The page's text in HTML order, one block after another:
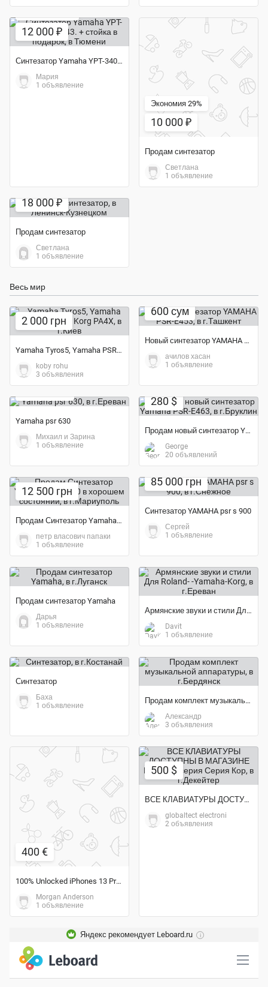
12 000 ₽
Синтезатор Yamaha YPT-340 PSR-E343. + стойка в подарок
Мария
1 объявление
Экономия 29%
10 000 ₽
Продам синтезатор
Светлана
1 объявление
18 000 ₽
Продам синтезатор
Светлана
1 объявление
Весь мир
2 000 грн
Yamaha Tyros5, Yamaha PSR S950,900, Korg PA4X
koby rohu
3 объявления
600 сум
Новый синтезатор YAMAHA PSR-E453
ачилов хасан
1 объявление
Yamaha psr 630
Михаил и Зарина
1 объявление
280 $
Продам новый синтезатор Yamaha PSR-E463
George
20 объявлений
12 500 грн
Продам Синтезатор Yamaha Psr 1500 в хорошем состоянии
петр власович папаки
1 объявление
85 000 грн
Синтезатор YAMAHA psr s 900
Сергей
1 объявление
Продам синтезатор Yamaha
Дарья
1 объявление
Армянские звуки и стили Для Roland- -Yamaha-Korg
Davit
1 объявление
Синтезатор
Баха
1 объявление
Продам комплект музыкальной аппаратуры
Александр
3 объявления
400 €
100% Unlocked iPhones 13 Pro Max 512
Morgan Anderson
1 объявление
500 $
ВСЕ КЛАВИАТУРЫ ДОСТУПНЫ В МАГАЗИНЕ KORG pa серия Серия Кор
globaltect electroni
2 объявления
Яндекс рекомендует Leboard.ru i